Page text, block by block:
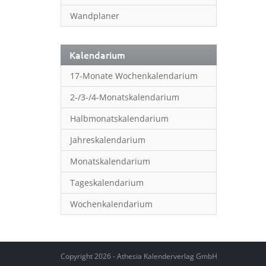
Wandplaner
Kalendarium
17-Monate Wochenkalendarium
2-/3-/4-Monatskalendarium
Halbmonatskalendarium
Jahreskalendarium
Monatskalendarium
Tageskalendarium
Wochenkalendarium
Copyright 2026 - Athesia Kalenderverlag GmbH